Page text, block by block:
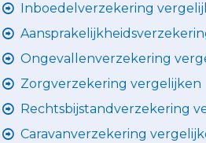
Inboedelverzekering
Ongevallenverzekering
Zorgverzekering vergelijken
Rechtsbijstandverzekering
Caravanverzekering